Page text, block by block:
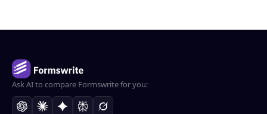
Ask AI to compare Formswrite for you: